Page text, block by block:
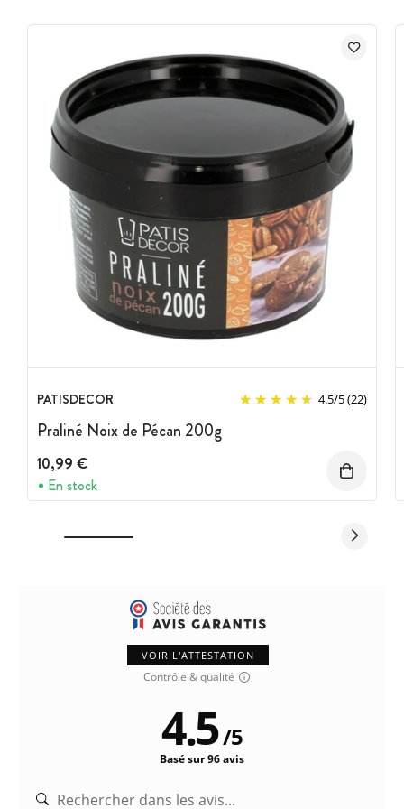
PATISDECOR 4.5/5(22)
Praliné Noix de Pécan 200g
10,99 €
En stock
VOIR L'ATTESTATION
Contrôle & qualité
4.5/5
Basé sur 96 avis